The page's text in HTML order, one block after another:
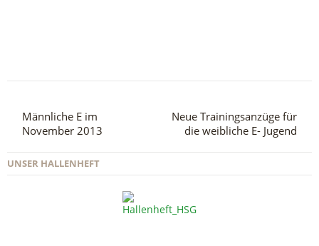
Männliche E im
November 2013
Neue Trainingsanzüge für
die weibliche E- Jugend
UNSER HALLENHEFT